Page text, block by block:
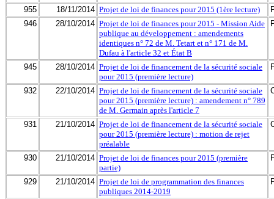
955 18/11/2014 Projet de loi de finances pour 2015 (1ère lecture)
946
28/10/2014 Projet de loi de finances pour 2015 - Mission Aide
publique au développement : amendements
identiques n° 72 de M. Tetart et n° 171 de M.
Dufau à l'article 32 et État B
945 28/10/2014 Projet de loi de financement de la sécurité sociale
pour 2015 (première lecture)
932 22/10/2014 Projet de loi de financement de la sécurité sociale
pour 2015 (première lecture) : amendement n° 789
de M. Germain après l'article 7
931 21/10/2014 Projet de loi de financement de la sécurité sociale
pour 2015 (première lecture) : motion de rejet
préalable
930 21/10/2014 Projet de loi de finances pour 2015 (première
partie)
929 21/10/2014 Projet de loi de programmation des finances
publiques 2014-2019